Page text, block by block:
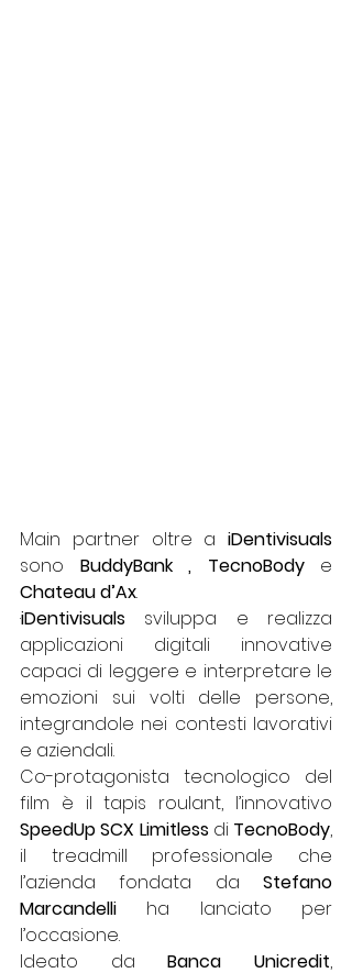
Main partner oltre a
sono BuddyBank , TecnoBody
Chateau d’Ax.
·iDentivisuals sviluppa e realizza
applicazioni digitali innovative
capaci di leggere e interpretare le
emozioni sui volti delle persone,
integrandole nei contesti lavorativi
e aziendali.
Co-protagonista tecnologico del
SpeedUp SCX Limitless di TecnoBody,
il treadmill professionale che
l’azienda fondata da Stefano
Marcandelli ha lanciato per
l’occasione.
Ideato da Banca Unicredit